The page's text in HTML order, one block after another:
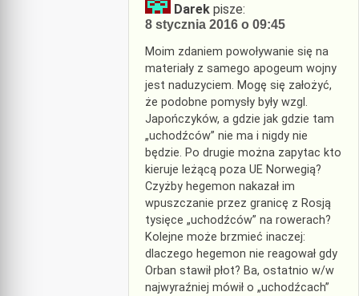
Darek pisze:
8 stycznia 2016 o 09:45
Moim zdaniem powoływanie się na
materiały z samego apogeum wojny
jest naduzyciem. Mogę się założyć,
że podobne pomysły były wzgl.
Japończyków, a gdzie jak gdzie tam
„uchodźców” nie ma i nigdy nie
będzie. Po drugie można zapytac kto
kieruje leżącą poza UE Norwegią?
Czyżby hegemon nakazał im
wpuszczanie przez granicę z Rosją
tysięce „uchodźców” na rowerach?
Kolejne może brzmieć inaczej:
dlaczego hegemon nie reagował gdy
Orban stawił płot? Ba, ostatnio w/w
najwyraźniej mówił o „uchodźcach”